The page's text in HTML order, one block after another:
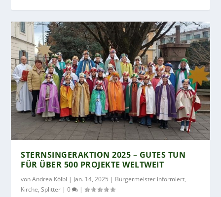
STERNSINGERAKTION 2025 – GUTES TUN
FÜR ÜBER 500 PROJEKTE WELTWEIT
vonAndrea Kölbl | Jan. 14, 2025 | Bürgermeister informiert,
Kirche,Splitter |0 |